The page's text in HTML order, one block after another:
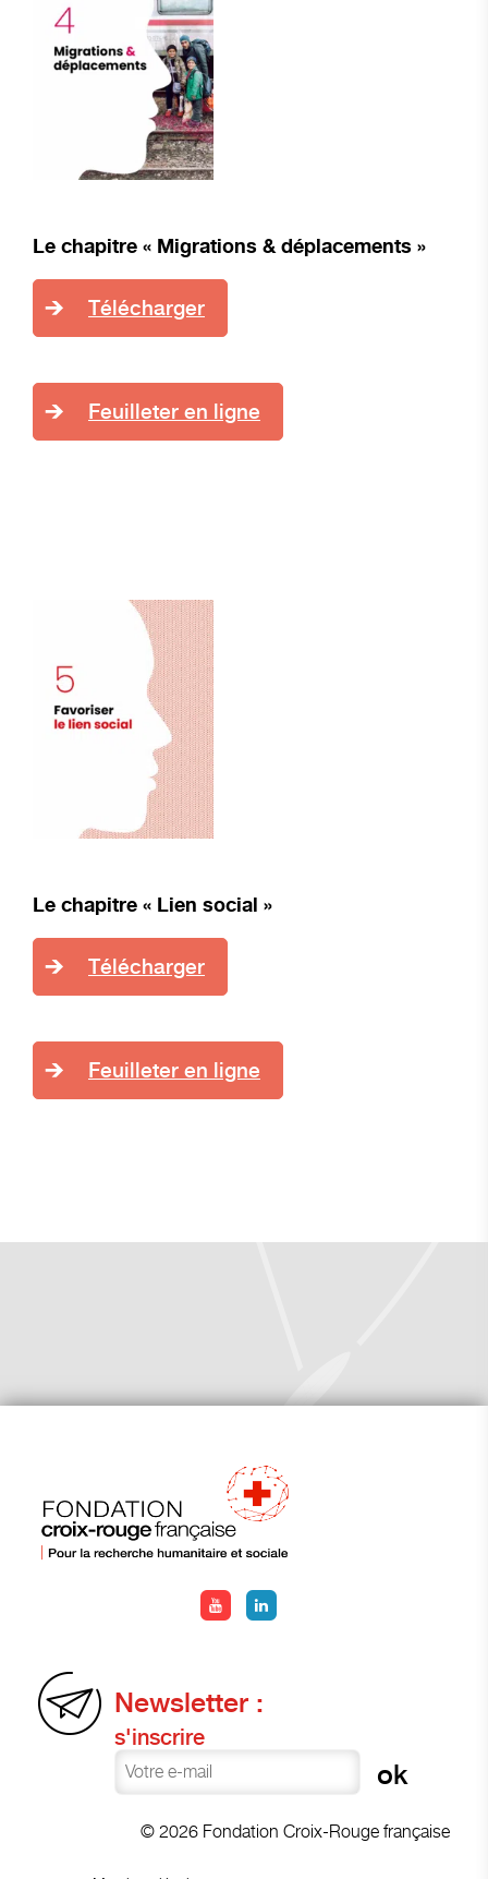
Le chapitre « M igrations & déplacements »
Télécharger
Feuilleter en ligne
Le chapitre « Lien social »
Télécharger
Feuilleter en ligne
Newsletter :
s'inscrire
© 2026 Fondation Croix-Rouge française